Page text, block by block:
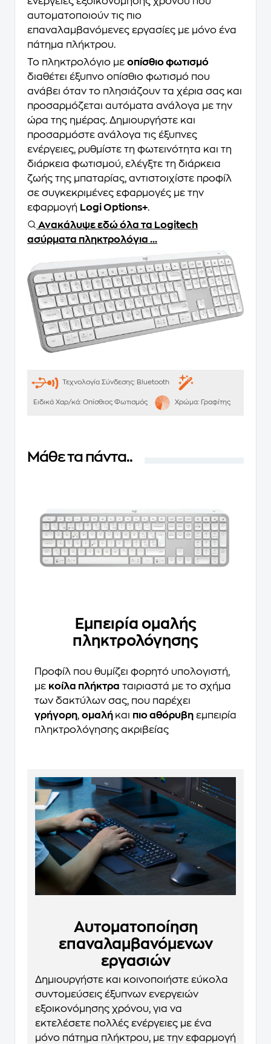
αυτοματοποιούν τις πιο
επαναλαμβανόμενες εργασίες με μόνο ένα
πάτημα πλήκτρου.
Το πληκτρολόγιο με οπίσθιο φωτισμό
διαθέτει έξυπνο οπίσθιο φωτισμό που
ανάβει όταν το πλησιάζουν τα χέρια σας και
προσαρμόζεται αυτόματα ανάλογα με την
ώρα της ημέρας. Δημιουργήστε και
προσαρμόστε ανάλογα τις έξυπνες
ενέργειες, ρυθμίστε τη φωτεινότητα και τη
διάρκεια φωτισμού, ελέγξτε τη διάρκεια
ζωής της μπαταρίας, αντιστοιχίστε προφίλ
σε συγκεκριμένες εφαρμογές με την
εφαρμογή Logi Options+.
Ανακάλυψε εδώ όλα τα Logitech
ασύρματα πληκτρολόγια ...
Τεχνολογία Σύνδεσης: Bluetooth
Ειδικά Χαρ/κά: Οπίσθιος Φωτισμός Χρώμα: Γραφίτης
Μάθε τα πάντα..
Εμπειρία ομαλής
πληκτρολόγησης
Προφίλ που θυμίζει φορητό υπολογιστή,
με κοίλα πλήκτρα ταιριαστά με το σχήμα
των δακτύλων σας, που παρέχει
γρήγορη, ομαλή και πιο αθόρυβη εμπειρία
πληκτρολόγησης ακριβείας
Αυτοματοποίηση
επαναλαμβανόμενων
εργασιών
Δημιουργήστε και κοινοποιήστε εύκολα
συντομεύσεις έξυπνων ενεργειών
εξοικονόμησης χρόνου, για να
εκτελέσετε πολλές ενέργειες με ένα
μόνο πάτημα πλήκτρου, με την εφαρμογή